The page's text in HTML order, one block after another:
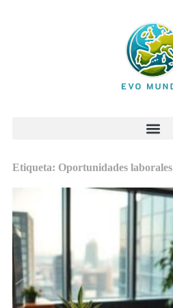
Etiqueta: Oportunidades laborales